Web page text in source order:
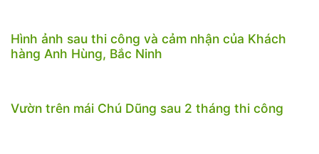
Hình ảnh sau thi công và cảm nhận của Khách
hàng Anh Hùng, Bắc Ninh
Vườn trên mái Chú Dũng sau 2 tháng thi công